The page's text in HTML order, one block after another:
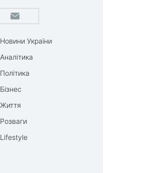
Новини України
Аналітика
Політика
Бізнес
Життя
Розваги
Lifestyle